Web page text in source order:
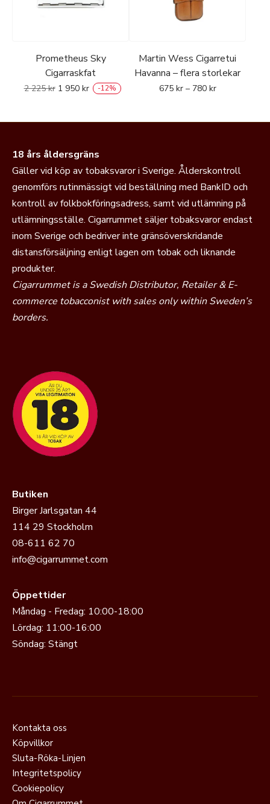
Prometheus Sky
Cigarraskfat
2 225kr 1 950 kr -12%
Martin Wess Cigarretui
Havanna – flera storlekar
675 kr – 780 kr
18 års åldersgräns
Gäller vid köp av tobaksvaror i Sverige. Ålderskontroll
genomförs rutinmässigt vid beställning med BankID och
kontroll av folkbokföringsadress, samt vid utlämning på
utlämningsställe. Cigarrummet säljer tobaksvaror endast
inom Sverige och bedriver inte gränsöverskridande
distansförsäljning enligt lagen om tobak och liknande
produkter.
Cigarrummet is a Swedish Distributor, Retailer & E-
commerce tobacconist with sales only within Sweden’s
borders.
Butiken
Birger Jarlsgatan 44
114 29 Stockholm
08-611 62 70
info@cigarrummet.com
Öppettider
Måndag - Fredag: 10:00-18:00
Lördag: 11:00-16:00
Söndag: Stängt
Kontakta oss
Köpvillkor
Sluta-Röka-Linjen
Integritetspolicy
Cookiepolicy